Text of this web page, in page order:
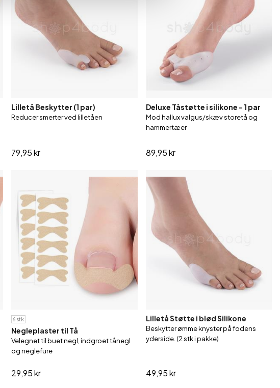
Lilletå Beskytter (1 par)
Reducer smerter ved lilletåen
79,95 kr
Deluxe Tåstøtte i silikone - 1 par
Mod hallux valgus/skæv storetå og
hammertæer
89,95 kr
6 stk
Negleplaster til Tå
Velegnet til buet negl, indgroet tånegl
og neglefure
29,95 kr
Lilletå Støtte i blød Silikone
Beskytter ømme knyster på fodens
yderside. (2 stk i pakke)
49,95 kr